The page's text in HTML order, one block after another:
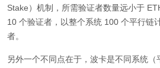
Stake）机制，所需验证者数量远小于
10 个验证者，以整个系统 100 个平行链
者。
另外一个不同点在于，波卡是不同系统